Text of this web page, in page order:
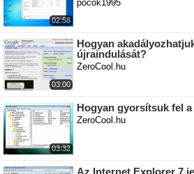
02:58
pocok1995
03:00
Hogyan
újraindulását?
ZeroCool.hu
03:32
Hogyan gyorsítsuk fel
ZeroCool.hu